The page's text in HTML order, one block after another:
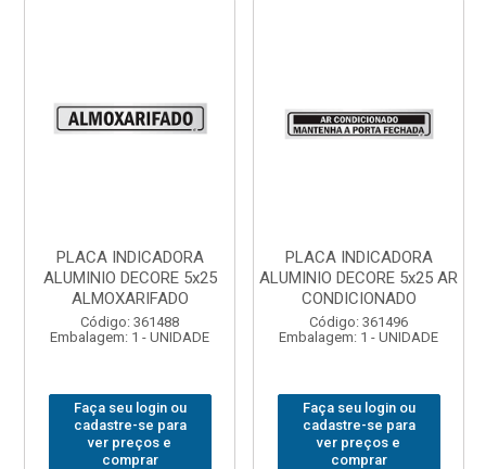
PLACA INDICADORA
ALUMINIO DECORE 5x25
ALMOXARIFADO
Código: 361488
Embalagem: 1 - UNIDADE
Faça seu login ou
cadastre-se para
ver preços e
comprar
PLACA INDICADORA
ALUMINIO DECORE 5x25 AR
CONDICIONADO
Código: 361496
Embalagem: 1 - UNIDADE
Faça seu login ou
cadastre-se para
ver preços e
comprar